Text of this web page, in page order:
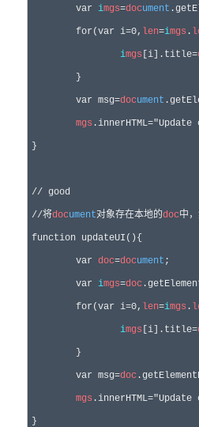
	var
imgs=document
	for(var i=0,
len=imgs .
imgs [i].title=
	var msg=
document
mgs
}
// good
//将document对象存在本地的doc中
function updateUI(){
	var
doc=document ;
	var
imgs=doc
	for(var i=0,
len=imgs .
imgs [i].title=
	var msg=
doc
mgs